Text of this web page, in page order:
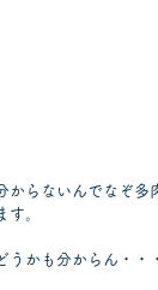
からないんでなぞ多
す。
うかも分からん・・・